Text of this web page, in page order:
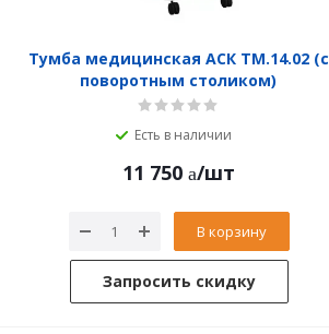
Тумба медицинская АСК ТМ.14.02 (с
поворотным столиком)
Есть в наличии
11 750 /шт
В корзину
Запросить скидку